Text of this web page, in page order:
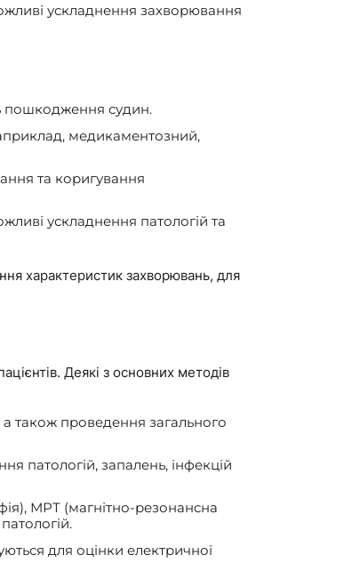
ускладнення захворювання
пошкодження судин.
медикаментозний,
та коригування
ускладнення патологій та
характеристик захворювань, для
Деякі з основних методів
також проведення загального
патологій, запалень, інфекцій
МРТ (магнітно-резонансна
для оцінки електричної